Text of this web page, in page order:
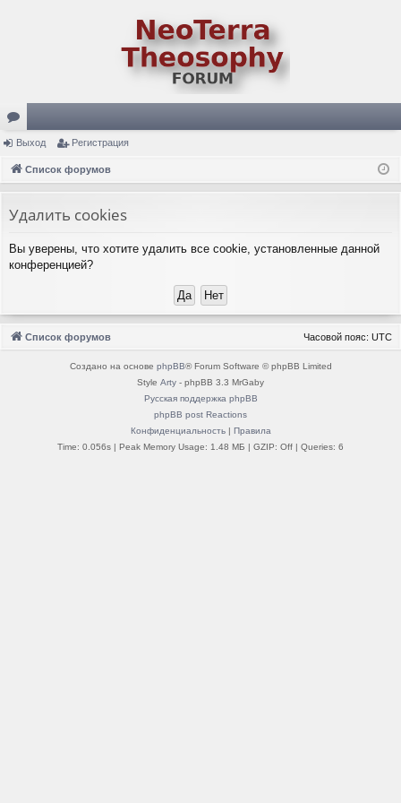
ор
ум
Выход Регистрация
Список форумов
Удалить cookies
Вы уверены, что хотите удалить все cookie, установленные данной
конференцией?
Список форумов Часовой пояс: UTC
Создано на основе phpBB® Forum Software © phpBB Limited
Style Arty - phpBB 3.3 MrGaby
Русская поддержка phpBB
phpBB post Reactions
Конфиденциальность| Правила
Time: 0.056s | Peak Memory Usage: 1.48 МБ | GZIP: Off | Queries: 6